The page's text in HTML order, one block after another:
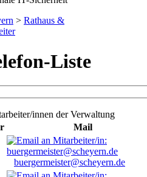
> Rathaus &
Liste
innen der Verwaltung
Mail
buergermeister@scheyern.de